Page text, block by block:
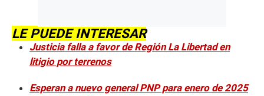
LE PUEDE INTERESAR
Justicia falla a favor de Región La Libertad en
litigio por terrenos
Esperan a nuevo general PNP para enero de 2025